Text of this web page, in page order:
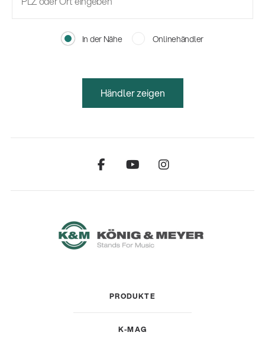
In der Nähe Onlinehändler
Händler zeigen
PRODUKTE
K-MAG